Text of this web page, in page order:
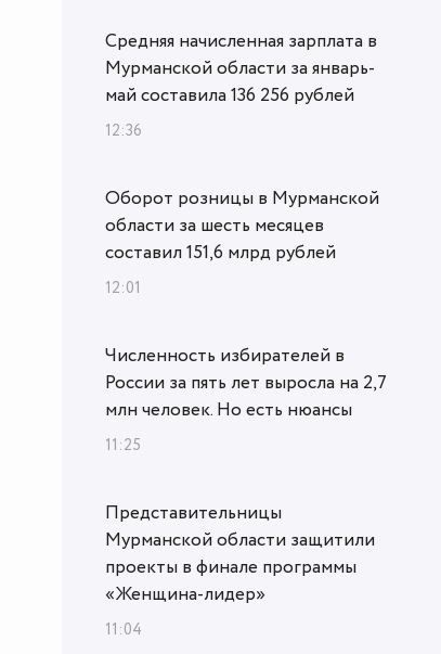
Средняя начисленная зарплата в
Мурманской области за январь-
май составила 136 256 рублей
12:36
Оборот розницы в Мурманской
области за шесть месяцев
составил 151,6 млрд рублей
12:01
Численность избирателей в
России за пять лет выросла на 2,7
млн человек. Но есть нюансы
11:25
Представительницы
Мурманской области защитили
проекты в финале программы
«Женщина‑лидер»
11:04